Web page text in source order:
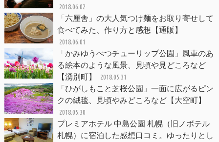
2018.06.02
「六厘舎」の大人気つけ麺をお取り寄せして
食べてみた、作り方と感想【通販】
2018.06.01
「かみゆうべつチューリップ公園」風車のあ
る絵本のような風景、見頃や見どころなど
【湧別町】
2018.05.31
「ひがしもこと芝桜公園」一面に広がるピン
クの絨毯、見頃やみどころなど【大空町】
2018.05.30
プレミアホテル 中島公園 札幌（旧ノボテル
札幌）に宿泊した感想口コミ。ゆったりとし